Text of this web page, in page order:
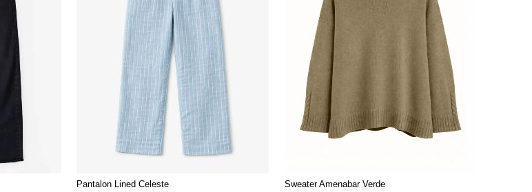
Pantalon Lined Celeste
Sweater Amenabar Verde